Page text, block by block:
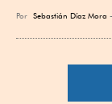
Por Sebastián Díaz Mora